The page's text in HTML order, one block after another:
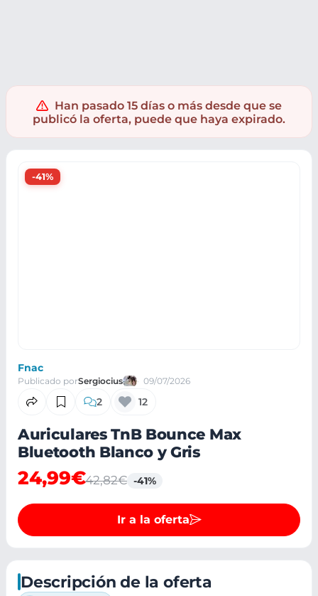
Han pasado 15 días o más desde que se
publicó la oferta, puede que haya expirado.
-41%
Fnac
Publicado porSergiocius 09/07/2026
2 12
Auriculares TnB Bounce Max
Bluetooth Blanco y Gris
24,99€42,82€ -41%
Ir a la oferta
Descripción de la oferta